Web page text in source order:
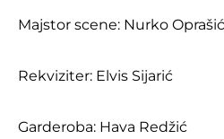
Majstor scene: Nurko Oprašić
Rekviziter: Elvis Sijarić
Garderoba: Hava Redžić